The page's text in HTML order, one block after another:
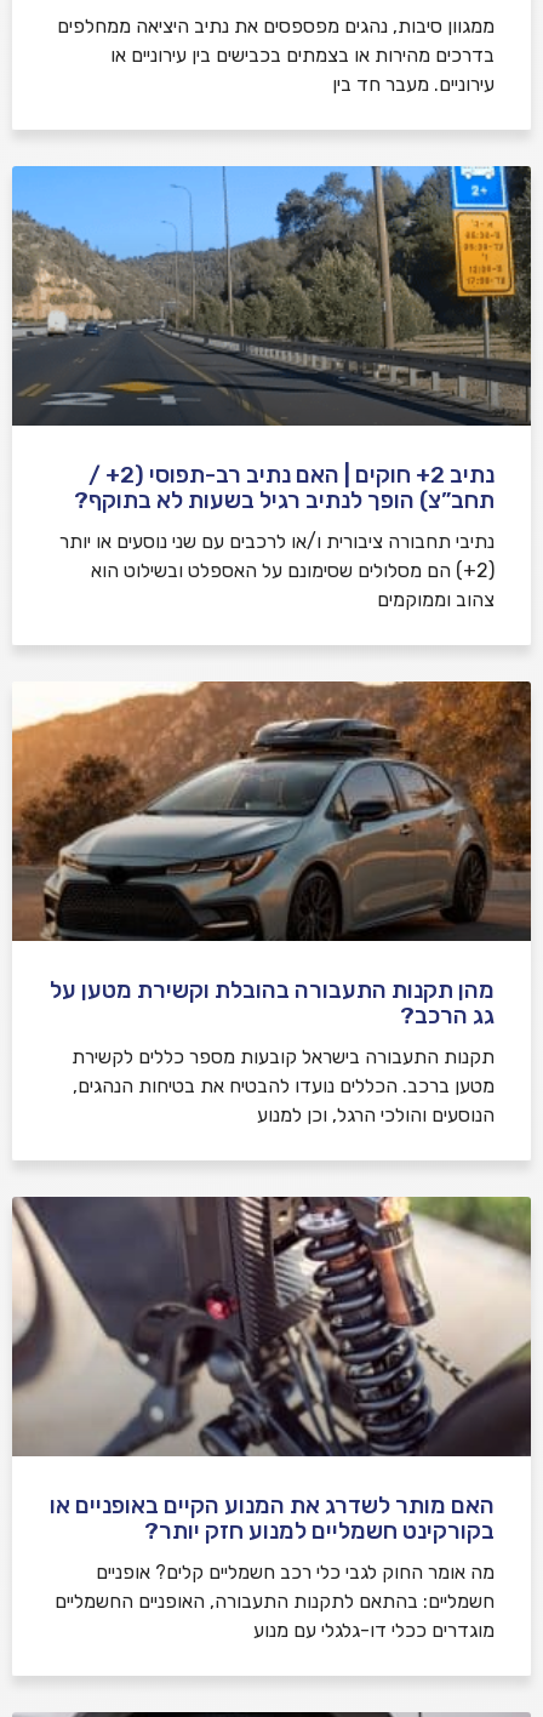
ממגוון סיבות, נהגים מפספסים את נתיב היציאה ממחלפים
בדרכים מהירות או בצמתים בכבישים בין עירוניים או
עירוניים. מעבר חד בין
נתיב 2+ חוקים | האם נתיב רב-תפוסי (2+ /
תחב”צ) הופך לנתיב רגיל בשעות לא בתוקף?
נתיבי תחבורה ציבורית ו/או לרכבים עם שני נוסעים או יותר
(2+) הם מסלולים שסימונם על האספלט ובשילוט הוא
צהוב וממוקמים
מהן תקנות התעבורה בהובלת וקשירת מטען על
גג הרכב?
תקנות התעבורה בישראל קובעות מספר כללים לקשירת
מטען ברכב. הכללים נועדו להבטיח את בטיחות הנהגים,
הנוסעים והולכי הרגל, וכן למנוע
האם מותר לשדרג את המנוע הקיים באופניים או
בקורקינט חשמליים למנוע חזק יותר?
מה אומר החוק לגבי כלי רכב חשמליים קלים? אופניים
חשמליים: בהתאם לתקנות התעבורה, האופניים החשמליים
מוגדרים ככלי דו-גלגלי עם מנוע